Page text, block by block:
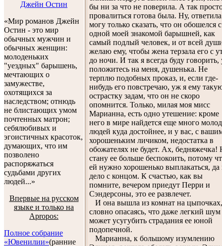
Джейн Остин
«Мир романов Джейн
Остин - это мир
обычных мужчин и
обычных женщин:
молоденьких
"уездных" барышень,
мечтающих о
замужестве,
охотящихся за
наследством; отнюдь
не блистающих умом
почтенных матрон;
себялюбивых и
эгоистичных красоток,
думающих, что им
позволено
распоряжаться
судьбами других
людей...»
Впервые на русском
языке и только на
Apropos:
Полное собрание
«Ювенилии»(ранние
бы ни за что не поверила. А так
провалиться готова была. Ну,
могу только сказать, что он обошелся с
одной моей знакомой барышней, как
самый подлый человек, и от всей
желаю ему, чтобы жена терзала его с
до ночи. И так я всегда буду
положитесь на меня, душенька. Не
терплю подобных проказ, и, если где-
нибудь его повстречаю, уж я ему
острастку задам, что он не скоро
опомнится. Только, милая моя мисс
Марианна, есть одно утешение: кроме
него в мире найдется еще много
людей куда достойнее, и у вас, с
хорошеньким личиком, недостатка в
обожателях не будет. Ах, бедняжечка!
стану ее больше беспокоить, потому
ей нужно хорошенько выплакаться, да
дело с концом. К счастью, как вы
помните, вечером приедут Перри и
Сэндерсоны, это ее развлечет.
И она вышла из комнат на цыпочках,
словно опасаясь, что даже легкий шум
может усугубить страдания ее юной
подопечной.
Марианна, к большому изумлению